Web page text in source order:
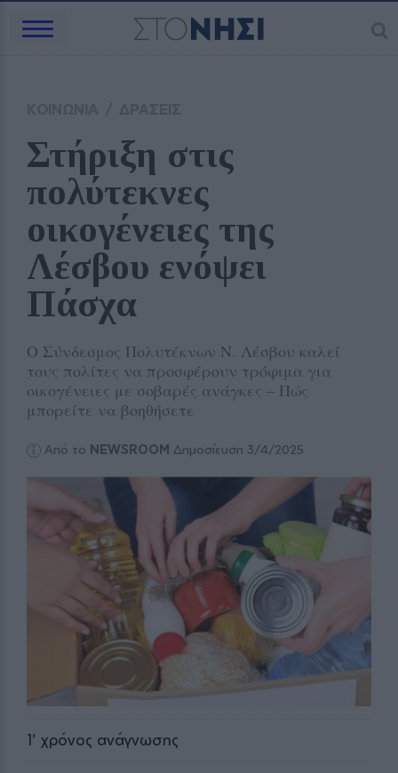
Στήριξη στις
πολύτεκνες
οικογένειες της
Λέσβου ενόψει
Πάσχα
Ο Σύνδεσμος Πολυτέκνων Ν. Λέσβου καλεί
τους πολίτες να προσφέρουν τρόφιμα για
οικογένειες με σοβαρές ανάγκες – Πώς
μπορείτε να βοηθήσετε
Από το NEWSROOM Δημοσίευση 3/4/2025
1' χρόνος ανάγνωσης